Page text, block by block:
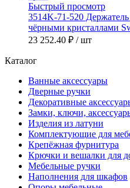
Быстрый просмотр
3514K-71-520 Держатель
чёрными кристаллами
23 252.40 ₽ / шт
Каталог
Ванные аксессуары
Дверные ручки
Декоративные
Замки, ключи,
Изделия из латуни
Комплектующие для
Крепёжная фурнитура
Крючки и вешалки для
Мебельные ручки
Наполнения для шкафов